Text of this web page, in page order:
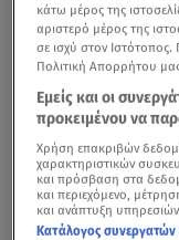
κάτω μέρος της
αριστερό μέρος της
σε ισχύ στον Ιστότοπος.
Πολιτική Απορρήτου
Εμείς και οι
προκειμένου να
Χρήση επακριβών
χαρακτηριστικών
και πρόσβαση στα
και περιεχόμενο,
και ανάπτυξη
Κατάλογος συνεργατών